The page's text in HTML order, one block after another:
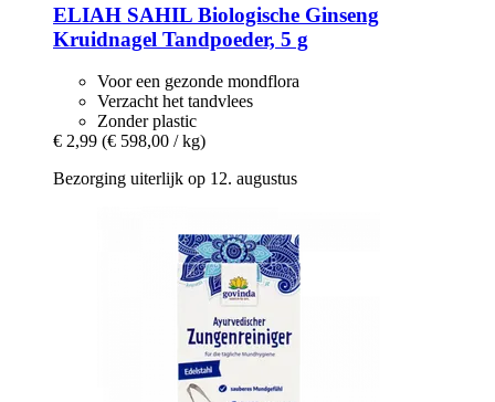
ELIAH SAHIL Biologische Ginseng
Kruidnagel Tandpoeder, 5 g
Voor een gezonde mondflora
Verzacht het tandvlees
Zonder plastic
€ 2,99 (€ 598,00 / kg)
Bezorging uiterlijk op 12. augustus